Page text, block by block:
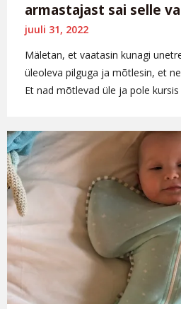
armastajast sai selle
juuli 31, 2022
Mäletan, et vaatasin kunagi
üleoleva pilguga ja mõtlesin, et
Et nad mõtlevad üle ja pole